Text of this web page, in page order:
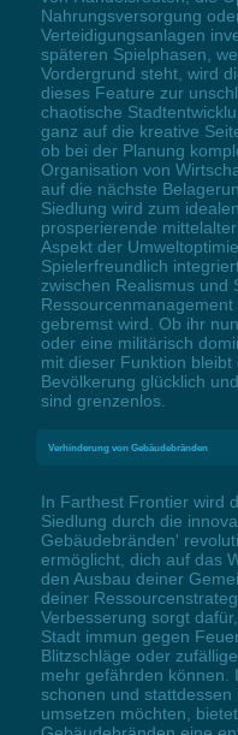
Nahrungsversorgung
Verteidigungsanlagen
späteren Spielphasen,
Vordergrund steht, wird
dieses Feature zur
chaotische
ganz auf die kreative
ob bei der Planung
Organisation von
auf die nächste
Siedlung wird zum
prosperierende
Aspekt der
Spielerfreundlich
zwischen Realismus und
gebremst wird. Ob ihr
oder eine militärisch
mit dieser Funktion
Bevölkerung glücklich
sind grenzenlos.
Verhinderung von Gebäudebränden
In Farthest Frontier wird
Siedlung durch die
Gebäudebränden'
ermöglicht, dich auf das
den Ausbau deiner
deiner
Verbesserung sorgt
Stadt immun gegen
Blitzschläge oder
mehr gefährden können.
schonen und
umsetzen möchten,